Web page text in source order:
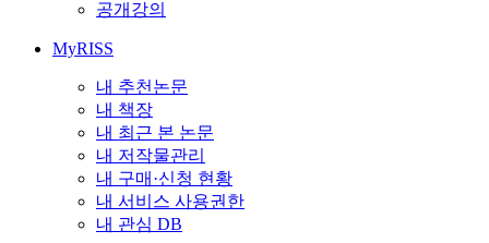
공개강의
MyRISS
내 추천논문
내 책장
내 최근 본 논문
내 저작물관리
내 구매·신청 현황
내 서비스 사용권한
내 관심 DB